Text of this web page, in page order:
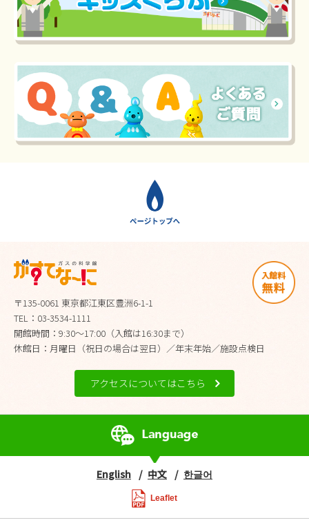
〒135-0061 東京都江東区豊洲6-1-1
TEL：03-3534-1111
開館時間：9:30～17:00（入館は16:30まで）
休館日：月曜日（祝日の場合は翌日）／年末年始／施設点検日
アクセスについてはこちら
English 中文 한글어
Leaflet